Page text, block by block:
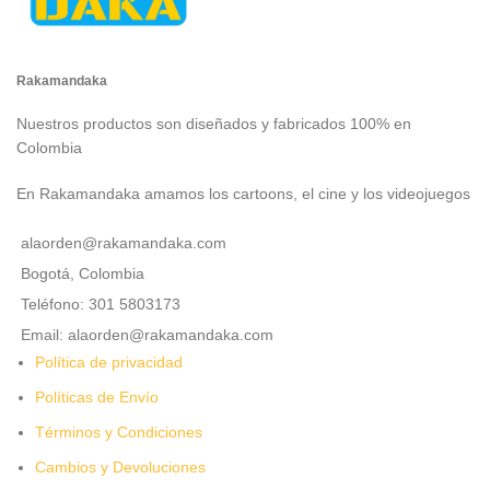
Rakamandaka
Nuestros productos son diseñados y fabricados 100% en
Colombia
En Rakamandaka amamos los cartoons, el cine y los videojuegos
alaorden@rakamandaka.com
Bogotá, Colombia
Teléfono: 301 5803173
Email: alaorden@rakamandaka.com
Política de privacidad
Políticas de Envío
Términos y Condiciones
Cambios y Devoluciones